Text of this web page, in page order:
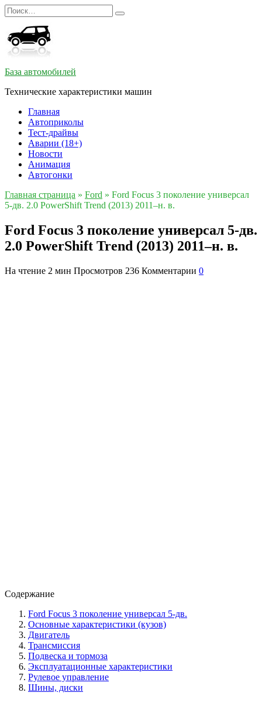
Перейти
к
содержанию
Search
for:
База автомобилей
Технические характеристики машин
Главная
Автоприколы
Тест-драйвы
Аварии (18+)
Новости
Анимация
Автогонки
Главная страница » Ford » Ford Focus 3 поколение универсал
5-дв. 2.0 PowerShift Trend (2013) 2011–н. в.
Ford Focus 3 поколение универсал 5-дв.
2.0 PowerShift Trend (2013) 2011–н. в.
На чтение 2 мин Просмотров 236 Комментарии 0
Содержание
Ford Focus 3 поколение универсал 5-дв.
Основные характеристики (кузов)
Двигатель
Трансмиссия
Подвеска и тормоза
Эксплуатационные характеристики
Рулевое управление
Шины, диски